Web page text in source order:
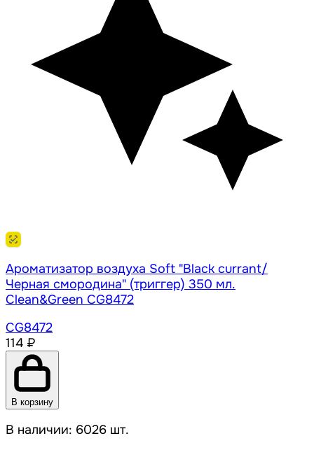
Ароматизатор воздуха Soft "Black currant/
Черная смородина" (триггер) 350 мл.
Clean&Green CG8472
CG8472
114 ₽
В корзину
В наличии: 6026 шт.